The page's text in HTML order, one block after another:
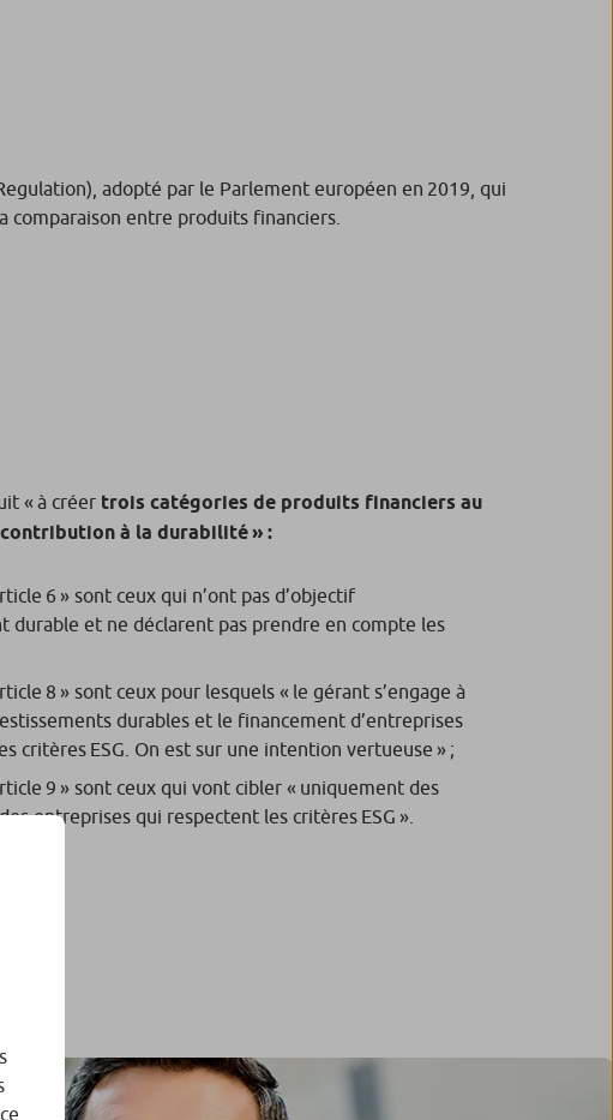
adopté par le Parlement européen en 2019, qui
comparaison entre produits financiers.
« à créer trois catégories de produits financiers au
à la durabilité» :
6 » sont ceux qui n’ont pas d’objectif
durable et ne déclarent pas prendre en compte les
8 » sont ceux pour lesquels « le gérant s’engage à
durables et le financement d’entreprises
critères ESG. On est sur une intention vertueuse » ;
9 » sont ceux qui vont cibler « uniquement des
entreprises qui respectent les critères ESG ».